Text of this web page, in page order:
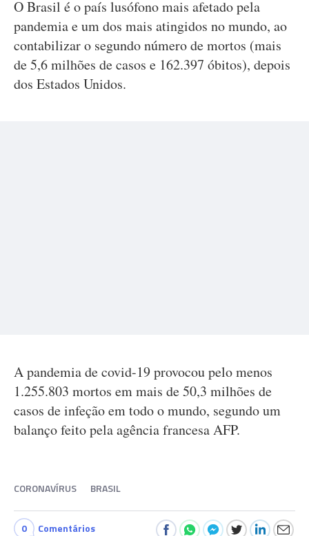
O Brasil é o país lusófono mais afetado pela
pandemia e um dos mais atingidos no mundo, ao
contabilizar o segundo número de mortos (mais
de 5,6 milhões de casos e 162.397 óbitos), depois
dos Estados Unidos.
A pandemia de covid-19 provocou pelo menos
1.255.803 mortos em mais de 50,3 milhões de
casos de infeção em todo o mundo, segundo um
balanço feito pela agência francesa AFP.
CORONAVÍRUS BRASIL
0 Comentários